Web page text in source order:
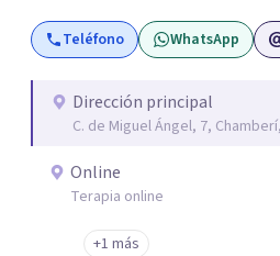
terapia de pareja y sexual, así
problemas emocionales,
además con un servicio de
trabajo de "Terapia del Alma".
Teléfono WhatsApp
Dirección principal
C. de Miguel Ángel, 7,
Online
Terapia online
+1 más